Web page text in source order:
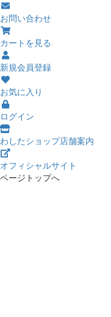
お問い合わせ
カートを見る
新規会員登録
お気に入り
ログイン
わしたショップ店舗案内
オフィシャルサイト
ページトップへ